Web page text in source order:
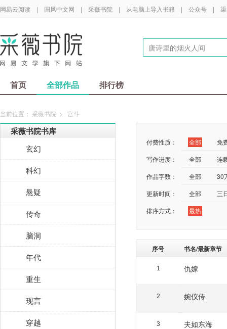
网易云阅读 | 国风中文网 | 采薇书院 | 从电脑上导入书籍 | 公众号 |
首页 全部作品 排行榜
当前位置： 采薇书院 > 宫斗
采薇书院书库
玄幻
科幻
悬疑
传奇
脑洞
年代
重生
现言
穿越
付费性质： 全部
免
写作进度：
全部
连
作品字数：
全部
30
更新时间：
全部
三
排序方式：
最热
序号 书名/最新章节
1 仇嫁
2 婉仪传
3 夫如东海